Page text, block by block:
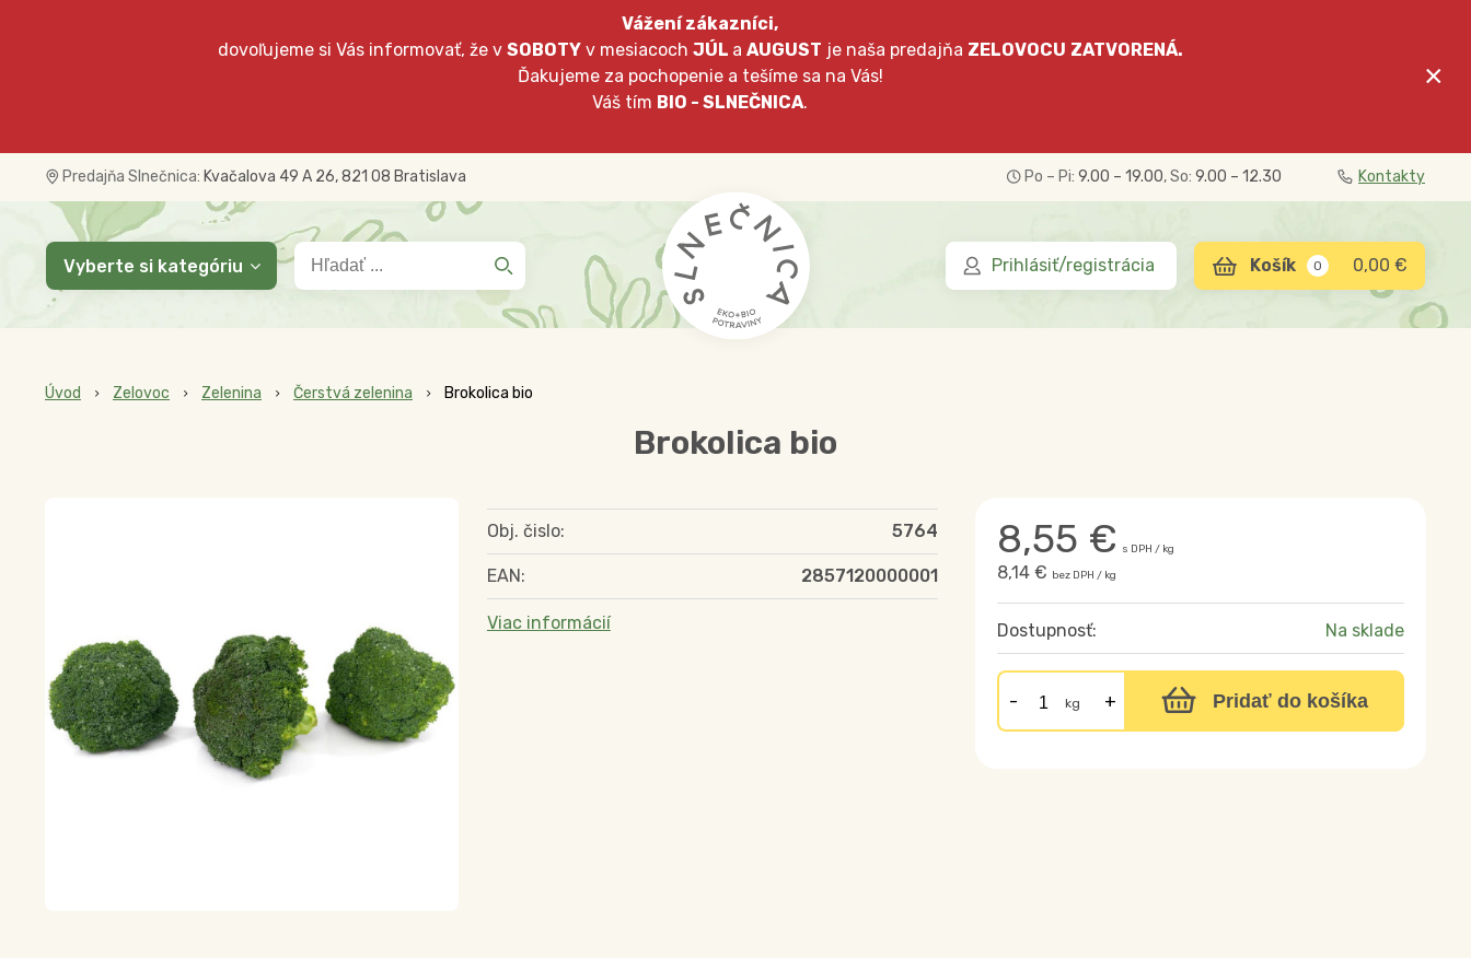
Vážení zákazníci,
dovoľujeme si Vás informovať, že v SOBOTYv mesiacoch JÚL a AUGUST je naša predajňa ZELOVOCU ZATVORENÁ.
Ďakujeme za pochopenie a tešíme sa na Vás!
Váš tím BIO - SLNEČNICA.
×
Predajňa Slnečnica: Kvačalova 49 A 26, 821 08 Bratislava Po – Pi: 9.00 – 19.00, So: 9.00 – 12.30 Kontakty
Prihlásiť/registrácia 0,00 €
0
Úvod Zelovoc Zelenina Čerstvá zelenina Brokolica bio
Brokolica bio
8,55 € s DPH / kg
8,14 € bez DPH / kg
Dostupnosť: Na sklade
kg Pridať do košíka
Obj. čislo: 5764
EAN: 2857120000001
Viac informácií
Vyberte si kategóriu